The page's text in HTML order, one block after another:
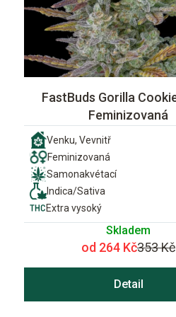
FastBuds Gorilla
Feminizovaná
Venku, Vevnitř
Feminizovaná
Samonakvétací
Indica/Sativa
Extra vysoký
Skladem
od 264 Kč353 Kč
Detail